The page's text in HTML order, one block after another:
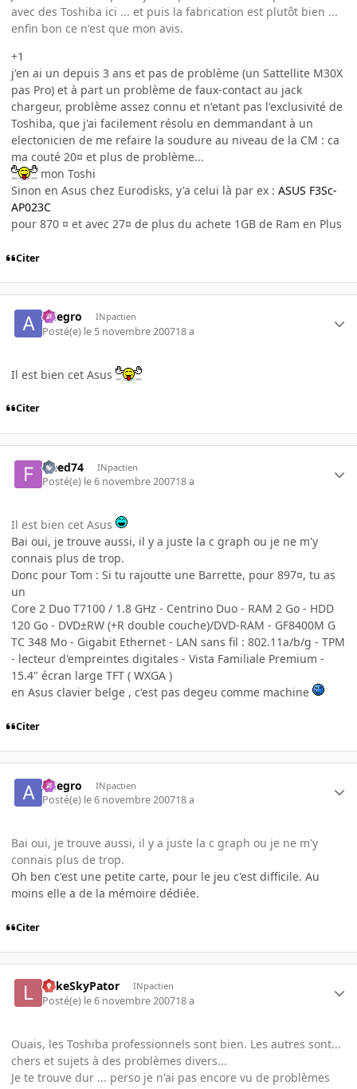
avec des Toshiba ici ... et puis la fabrication est plutôt bien ...
enfin bon ce n'est que mon avis.
+1
j'en ai un depuis 3 ans et pas de problème (un Sattellite M30X
pas Pro) et à part un problème de faux-contact au jack
chargeur, problème assez connu et n'etant pas l'exclusivité de
Toshiba, que j'ai facilement résolu en demmandant à un
electonicien de me refaire la soudure au niveau de la CM : ca
ma couté 20¤ et plus de problème...
mon Toshi
Sinon en Asus chez Eurodisks, y'a celui là par ex : ASUS F3Sc-
AP023C
pour 870 ¤ et avec 27¤ de plus du achete 1GB de Ram en Plus
Citer
Allegro INpactien
Posté(e) le 5 novembre 200718 a
Il est bien cet Asus
Citer
freed74 INpactien
Posté(e) le 6 novembre 200718 a
Il est bien cet Asus
Bai oui, je trouve aussi, il y a juste la c graph ou je ne m'y
connais plus de trop.
Donc pour Tom : Si tu rajoutte une Barrette, pour 897¤, tu as
un
Core 2 Duo T7100 / 1.8 GHz - Centrino Duo - RAM 2 Go - HDD
120 Go - DVD±RW (+R double couche)/DVD-RAM - GF8400M G
TC 348 Mo - Gigabit Ethernet - LAN sans fil : 802.11a/b/g - TPM
- lecteur d'empreintes digitales - Vista Familiale Premium -
15.4" écran large TFT ( WXGA )
en Asus clavier belge , c'est pas degeu comme machine
Citer
Allegro INpactien
Posté(e) le 6 novembre 200718 a
Bai oui, je trouve aussi, il y a juste la c graph ou je ne m'y
connais plus de trop.
Oh ben c'est une petite carte, pour le jeu c'est difficile. Au
moins elle a de la mémoire dédiée.
Citer
LukeSkyPator INpactien
Posté(e) le 6 novembre 200718 a
Ouais, les Toshiba professionnels sont bien. Les autres sont...
chers et sujets à des problèmes divers...
Je te trouve dur ... perso je n'ai pas encore vu de problèmes